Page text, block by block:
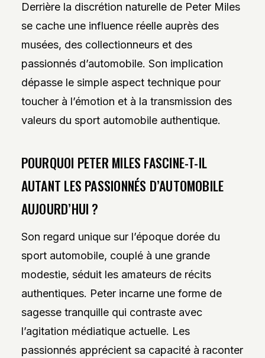
Derrière la discrétion naturelle de Peter Miles
se cache une influence réelle auprès des
musées, des collectionneurs et des
passionnés d’automobile. Son implication
dépasse le simple aspect technique pour
toucher à l’émotion et à la transmission des
valeurs du sport automobile authentique.
POURQUOI PETER MILES FASCINE-T-IL
AUTANT LES PASSIONNÉS D’AUTOMOBILE
AUJOURD’HUI ?
Son regard unique sur l’époque dorée du
sport automobile, couplé à une grande
modestie, séduit les amateurs de récits
authentiques. Peter incarne une forme de
sagesse tranquille qui contraste avec
l’agitation médiatique actuelle. Les
passionnés apprécient sa capacité à raconter